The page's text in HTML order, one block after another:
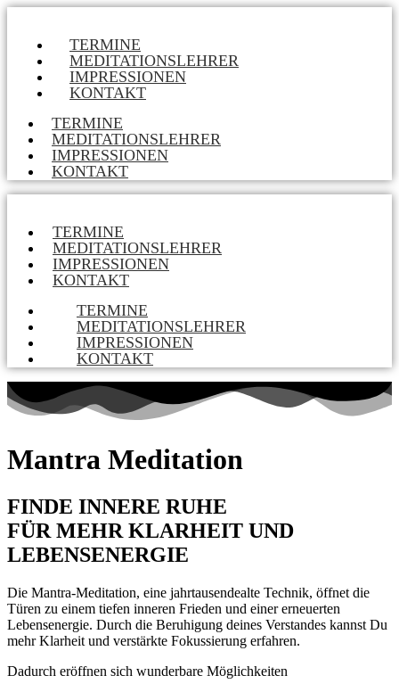
TERMINE
MEDITATIONSLEHRER
IMPRESSIONEN
KONTAKT
TERMINE
MEDITATIONSLEHRER
IMPRESSIONEN
KONTAKT
TERMINE
MEDITATIONSLEHRER
IMPRESSIONEN
KONTAKT
TERMINE
MEDITATIONSLEHRER
IMPRESSIONEN
KONTAKT
Mantra Meditation
FINDE INNERE RUHE
FÜR MEHR KLARHEIT UND
LEBENSENERGIE
Die Mantra-Meditation, eine jahrtausendealte Technik, öffnet die
Türen zu einem tiefen inneren Frieden und einer erneuerten
Lebensenergie. Durch die Beruhigung deines Verstandes kannst Du
mehr Klarheit und verstärkte Fokussierung erfahren.
Dadurch eröffnen sich wunderbare Möglichkeiten